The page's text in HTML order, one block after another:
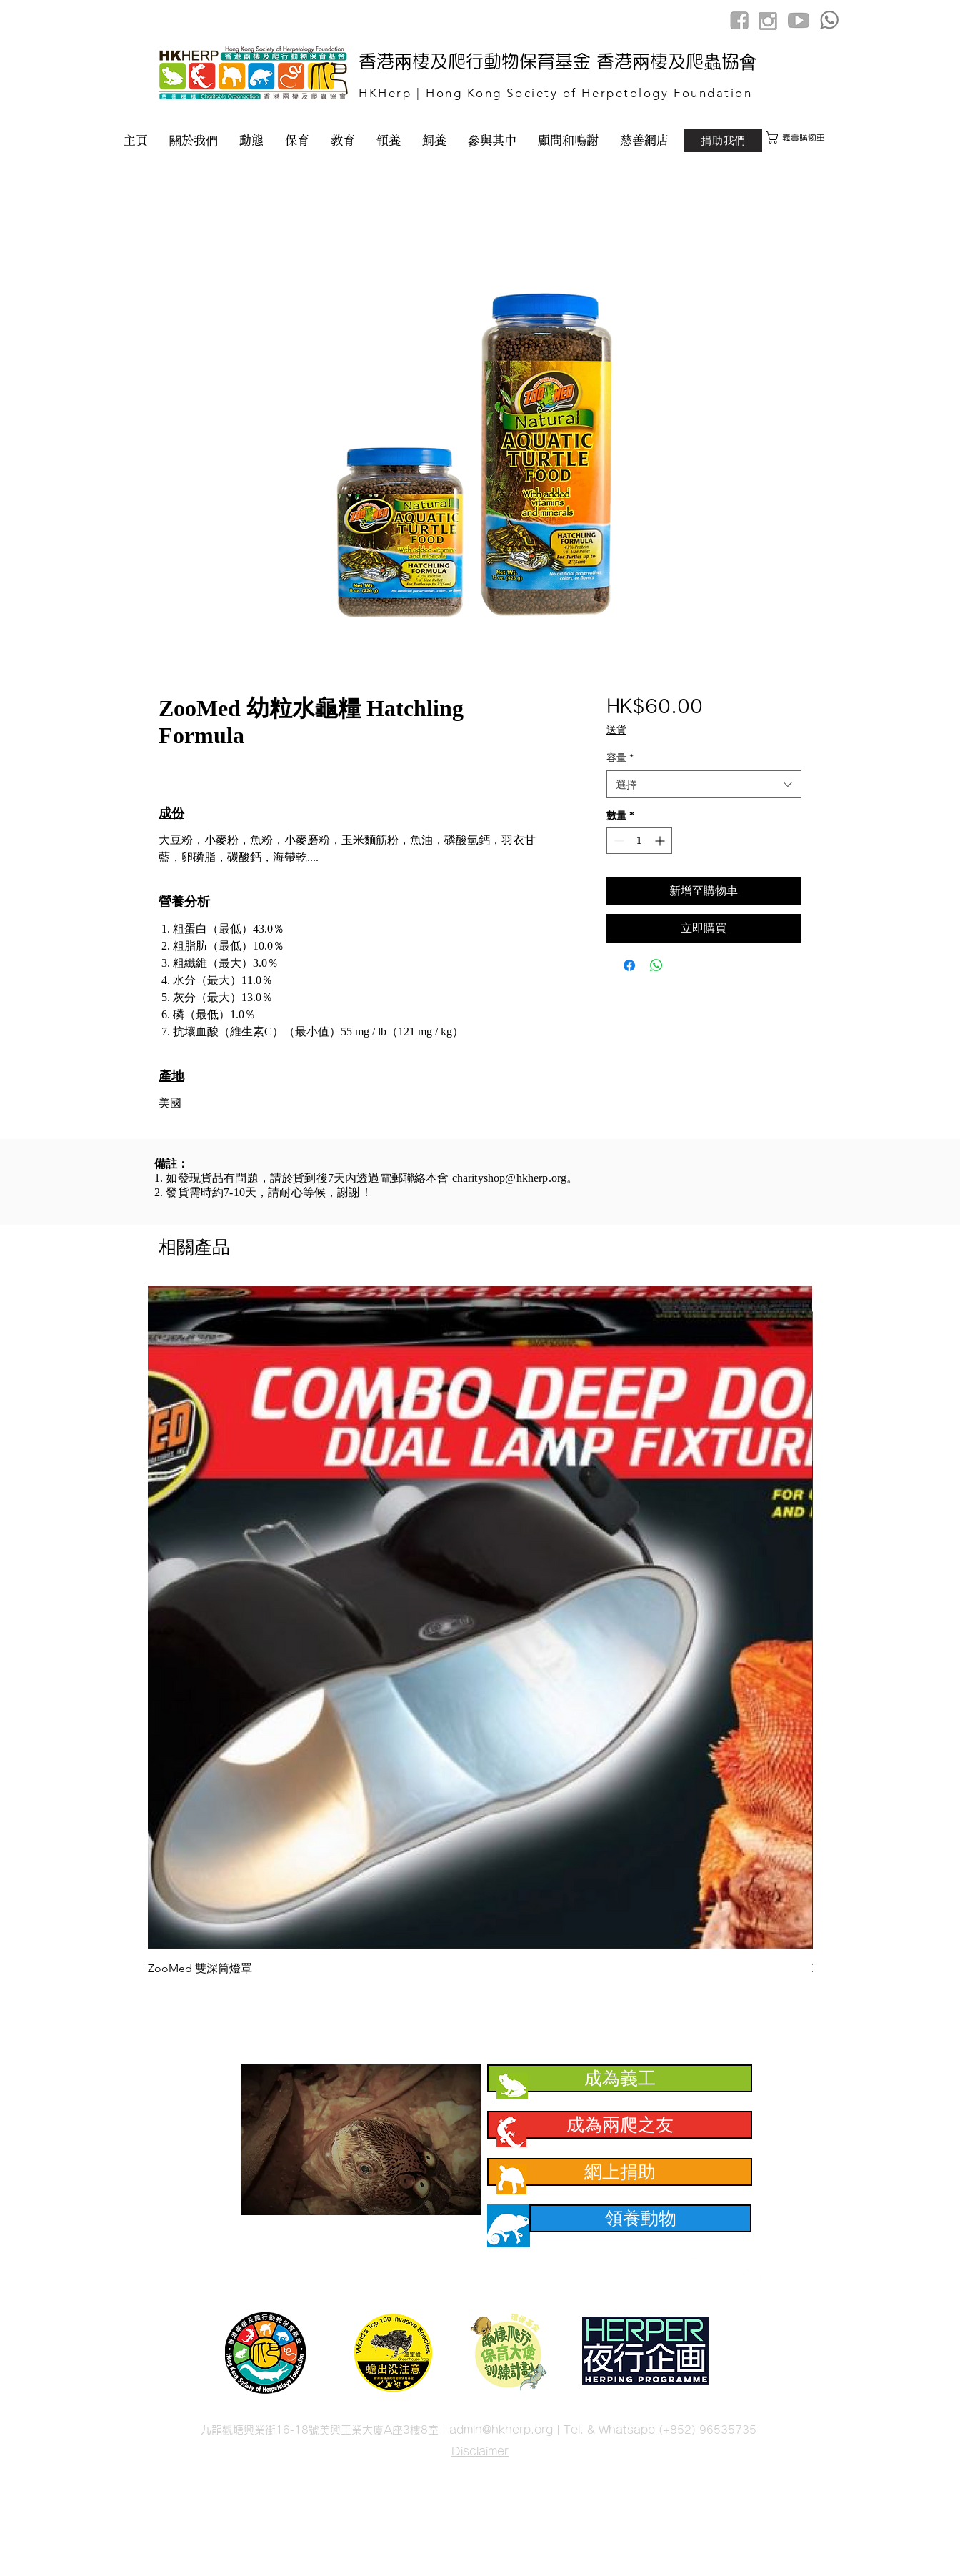
​香港兩棲及爬行動物保育基金 香港兩棲及爬蟲協會
HKHerp | Hong Kong Society of Herpetology Foundation
主頁 關於我們 動態 保育 教育 領養 飼養 參與其中 顧問和鳴謝 慈善網店 捐助我們 義賣購物車
ZooMed 幼粒水龜糧 Hatchling
Formula
成份
大豆粉，小麥粉，魚粉，小麥磨粉，玉米麵筋粉，魚油，磷酸氫鈣，羽衣甘
藍，卵磷脂，碳酸鈣，海帶乾....
營養分析
粗蛋白（最低）43.0％
粗脂肪（最低）10.0％
粗纖維（最大）3.0％
水分（最大）11.0％
灰分（最大）13.0％
磷（最低）1.0％
抗壞血酸（維生素C）（最小值）55 mg / lb（121 mg / kg）
產地
美國
HK$60.00
送貨
容量 *
選擇
數量 *
新增至購物車
立即購買
備註：
1. 如發現貨品有問題，請於貨到後7天內透過電郵聯絡本會 charityshop@hkherp.org。
2. 發貨需時約7-10天，請耐心等候，謝謝！
相關產品
ZooMed 雙深筒燈罩 ZooMed 深筒燈罩
成為義工
成為兩爬之友
網上捐助
領養動物
九龍觀塘興業街16-18號美興工業大廈A座3樓8室 | admin@hkherp.org | Tel. & Whatsapp (+852) 96535735
Disclaimer